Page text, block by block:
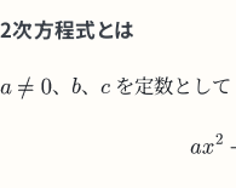
2次方程式とは
、 、 を定数として